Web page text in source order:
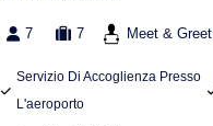
7 7 Meet & Greet
Servizio Di Accoglienza Presso
L'aeroporto